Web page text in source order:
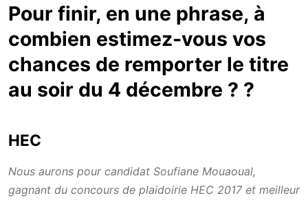
Pour finir, en une phrase, à
combien estimez-vous vos
chances de remporter le titre
au soir du 4 décembre ? ?
HEC
Nous aurons pour candidat Soufiane Mouaoual,
gagnant du concours de plaidoirie HEC 2017 et meilleur